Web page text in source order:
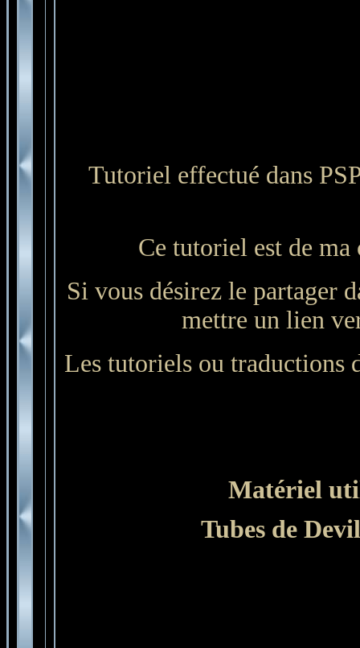
Tutoriel effectué dans
Ce tutoriel est de ma
Si vous désirez le partager
mettre un lien
Les tutoriels ou traductions
Matériel
Tubes de